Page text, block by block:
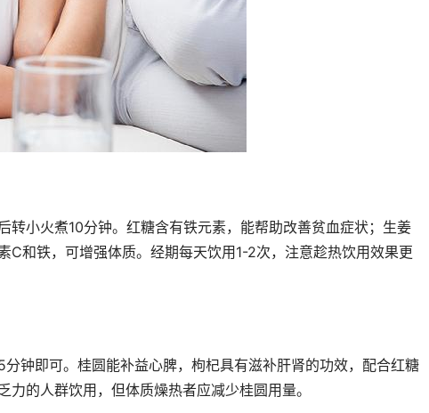
转小火煮10分钟。红糖含有铁元素，能帮助改善贫血症状；生姜
C和铁，可增强体质。经期每天饮用1-2次，注意趁热饮用效果更
钟即可。桂圆能补益心脾，枸杞具有滋补肝肾的功效，配合红糖
的人群饮用，但体质燥热者应减少桂圆用量。